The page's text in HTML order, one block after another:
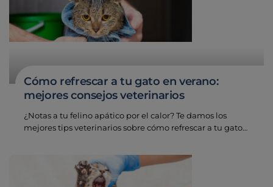
Cómo refrescar a tu gato en verano:
mejores consejos veterinarios
¿Notas a tu felino apático por el calor? Te damos los
mejores tips veterinarios sobre cómo refrescar a tu gato…